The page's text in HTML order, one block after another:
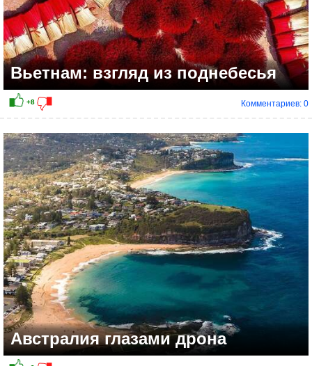
Вьетнам: взгляд из поднебесья
Комментариев: 0
Австралия глазами дрона